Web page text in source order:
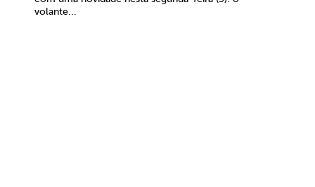
volante...